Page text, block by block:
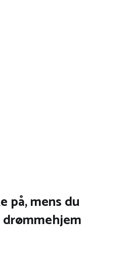
på, mens du